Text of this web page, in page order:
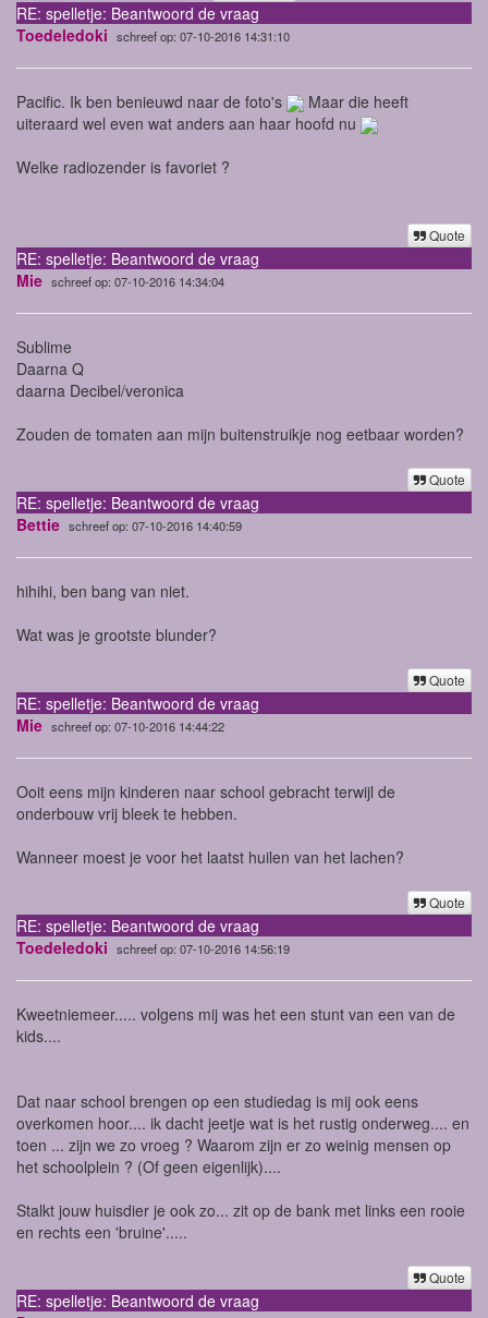
RE: spelletje: Beantwoord de vraag
Toedeledoki schreef op: 07-10-2016 14:31:10
Pacific. Ik ben benieuwd naar de foto's
Maar die heeft
uiteraard wel even wat anders aan haar hoofd nu
Welke radiozender is favoriet ?
Quote
RE: spelletje: Beantwoord de vraag
Mie schreef op: 07-10-2016 14:34:04
Sublime
Daarna Q
daarna Decibel/veronica
Zouden de tomaten aan mijn buitenstruikje nog eetbaar worden?
Quote
RE: spelletje: Beantwoord de vraag
Bettie schreef op: 07-10-2016 14:40:59
hihihi, ben bang van niet.
Wat was je grootste blunder?
Quote
RE: spelletje: Beantwoord de vraag
Mie schreef op: 07-10-2016 14:44:22
Ooit eens mijn kinderen naar school gebracht terwijl de
onderbouw vrij bleek te hebben.
Wanneer moest je voor het laatst huilen van het lachen?
Quote
RE: spelletje: Beantwoord de vraag
Toedeledoki schreef op: 07-10-2016 14:56:19
Kweetniemeer..... volgens mij was het een stunt van een van de
kids....
Dat naar school brengen op een studiedag is mij ook eens
overkomen hoor.... ik dacht jeetje wat is het rustig onderweg.... en
toen ... zijn we zo vroeg ? Waarom zijn er zo weinig mensen op
het schoolplein ? (Of geen eigenlijk)....
Stalkt jouw huisdier je ook zo... zit op de bank met links een rooie
en rechts een 'bruine'.....
Quote
RE: spelletje: Beantwoord de vraag